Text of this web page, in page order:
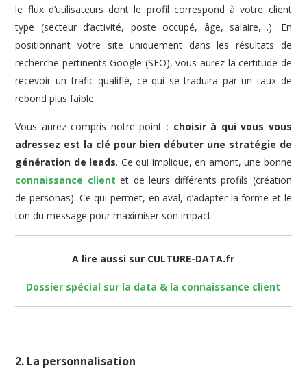
le flux d’utilisateurs dont le profil correspond à votre client
type (secteur d’activité, poste occupé, âge, salaire,…). En
positionnant votre site uniquement dans les résultats de
recherche pertinents Google (SEO), vous aurez la certitude de
recevoir un trafic qualifié, ce qui se traduira par un taux de
rebond plus faible.
Vous aurez compris notre point : choisir à qui vous vous
adressez est la clé pour bien débuter une stratégie de
génération de leads. Ce qui implique, en amont, une bonne
connaissance client et de leurs différents profils (création
de personas). Ce qui permet, en aval, d’adapter la forme et le
ton du message pour maximiser son impact.
A lire aussi sur CULTURE-DATA.fr
Dossier spécial sur la data & la connaissance client
2. La personnalisation